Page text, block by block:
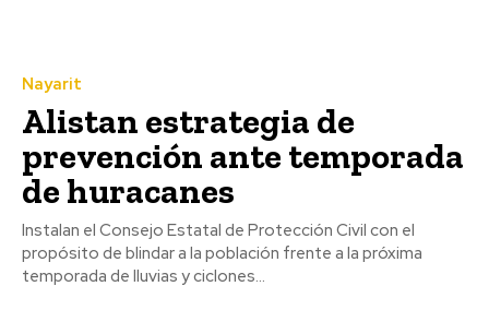
Nayarit
Alistan estrategia de
prevención ante temporada
de huracanes
Instalan el Consejo Estatal de Protección Civil con el
propósito de blindar a la población frente a la próxima
temporada de lluvias y ciclones...